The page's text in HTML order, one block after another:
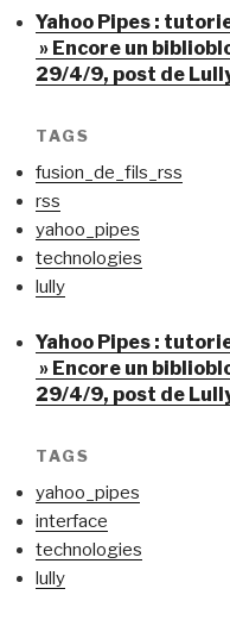
Yahoo Pipes :
» Encore un
29/4/9, post de
TAGS
fusion_de_fils_rss
rss
yahoo_pipes
technologies
lully
Yahoo Pipes :
» Encore un
29/4/9, post de
TAGS
yahoo_pipes
interface
technologies
lully